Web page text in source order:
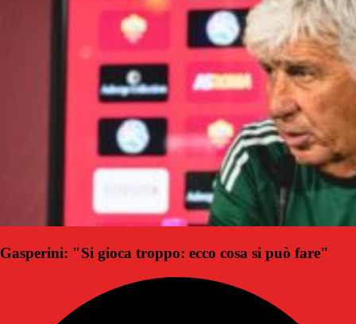
Gasperini: "Si gioca troppo: ecco cosa si può fare"